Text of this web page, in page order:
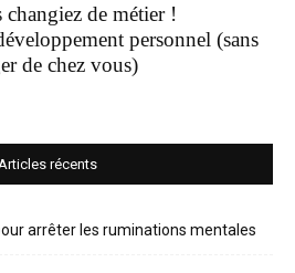
de métier !
personnel (sans
de chez vous)
Articles récents
arrêter les ruminations mentales